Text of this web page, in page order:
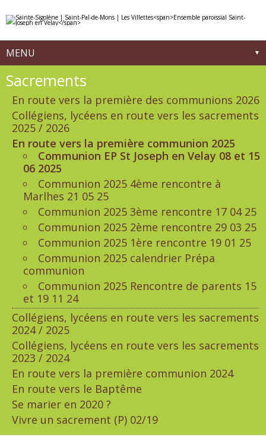
contenu.
la
MENU
Navigation
Sacrements
En route vers la première des communions 2026
Collégiens, lycéens en route vers les sacrements
2025 / 2026
En route vers la première communion 2025
Communion EP St Joseph en Velay 08 et 15
06 2025
Communion 2025 4ème rencontre à
Marlhes 21 05 25
Communion 2025 3ème rencontre 17 04 25
Communion 2025 2ème rencontre 29 03 25
Communion 2025 1ère rencontre 19 01 25
Communion 2025 calendrier Prépa
communion
Communion 2025 Rencontre de parents 15
et 19 11 24
Collégiens, lycéens en route vers les sacrements
2024 / 2025
Collégiens, lycéens en route vers les sacrements
2023 / 2024
En route vers la première communion 2024
En route vers le Baptême
Se marier en 2020 ?
Vivre un sacrement (P) 02/19